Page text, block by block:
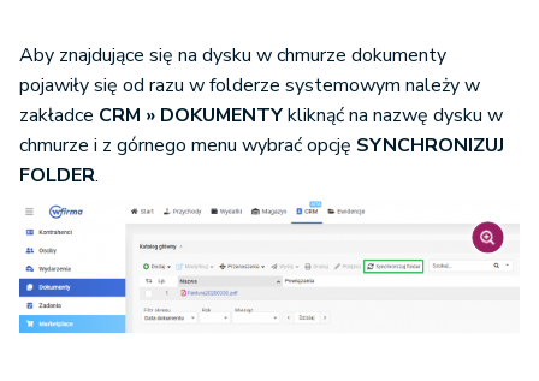
Aby znajdujące się na dysku w chmurze dokumenty
pojawiły się od razu w folderze systemowym należy w
zakładce CRM » DOKUMENTYkliknąć na nazwę dysku w
chmurze i z górnego menu wybrać opcję SYNCHRONIZUJ
FOLDER.